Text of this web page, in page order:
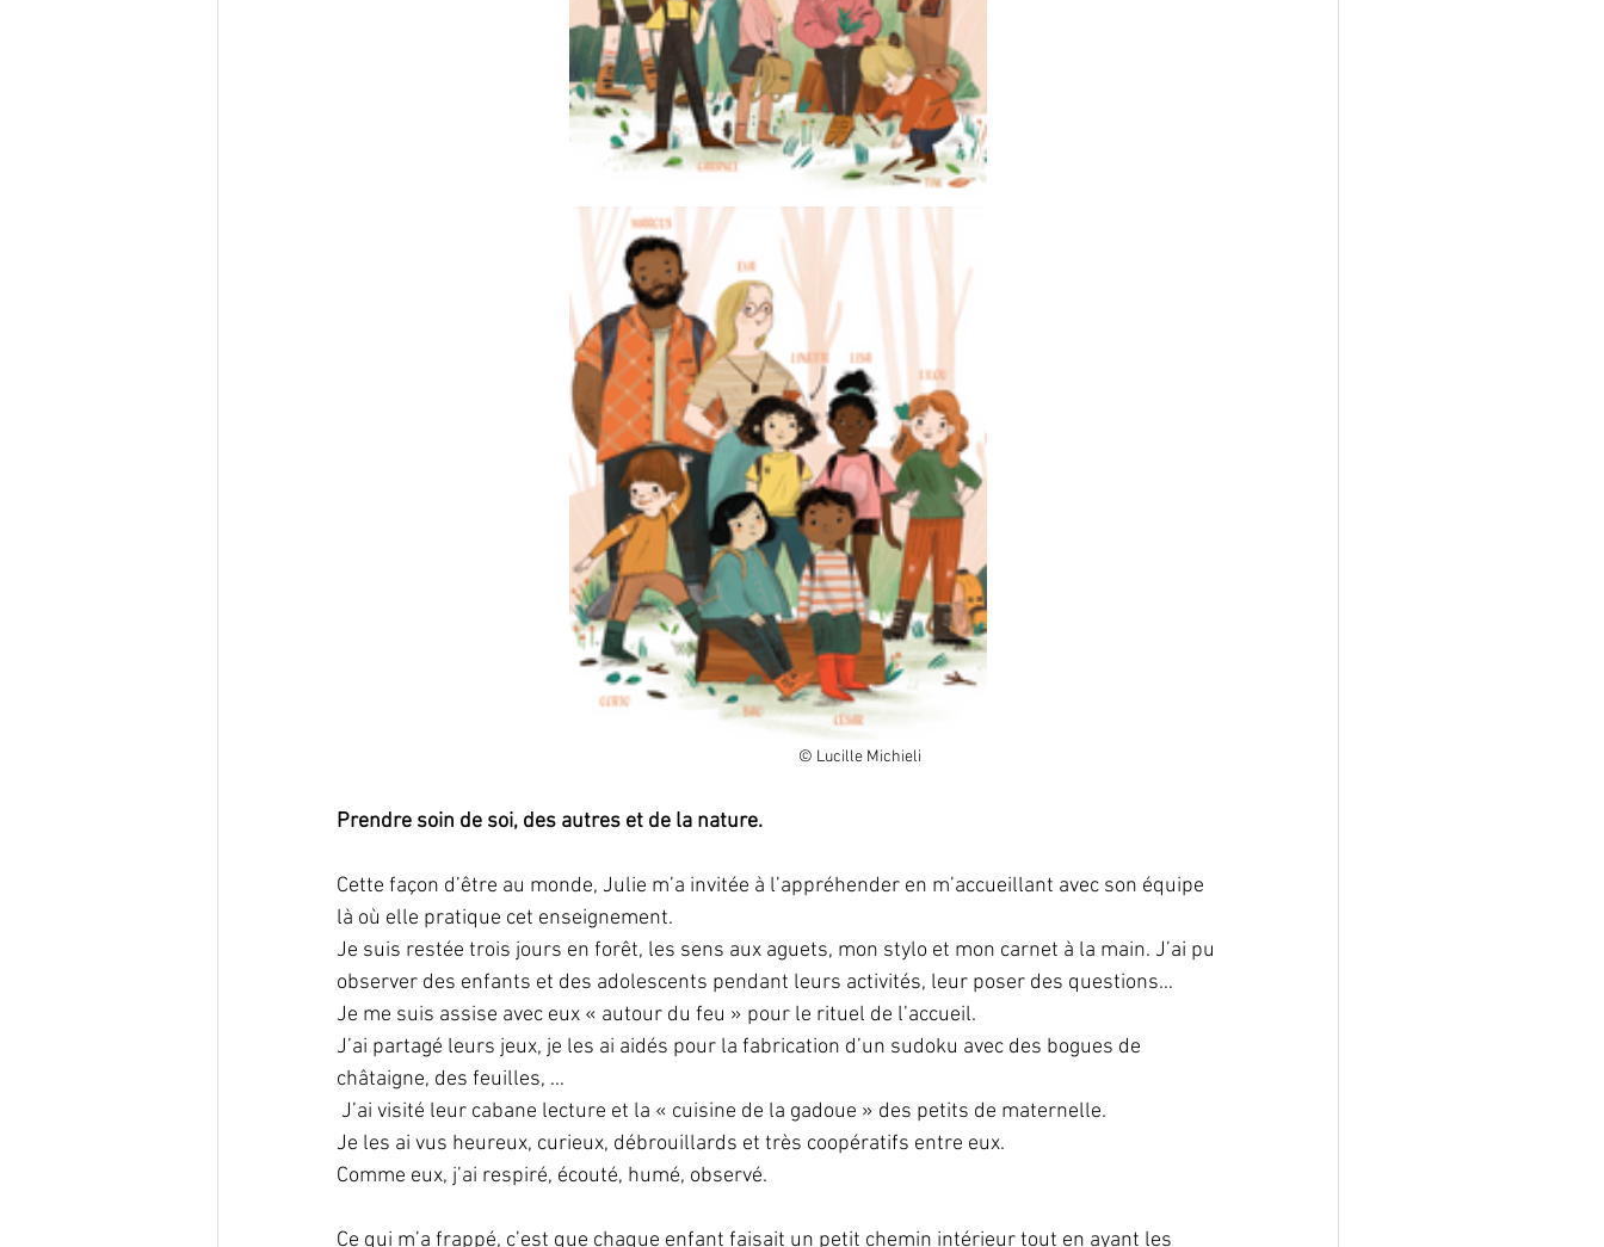
                                                                                                                                 © Lucille Michieli
Prendre soin de soi, des autres et de la nature.
Cette façon d’être au monde, Julie m’a invitée à l’appréhender en m’accueillant avec son équipe
là où elle pratique cet enseignement.
Je suis restée trois jours en forêt, les sens aux aguets, mon stylo et mon carnet à la main. J’ai pu
observer des enfants et des adolescents pendant leurs activités, leur poser des questions…
Je me suis assise avec eux « autour du feu » pour le rituel de l’accueil.
J’ai partagé leurs jeux, je les ai aidés pour la fabrication d’un sudoku avec des bogues de
châtaigne, des feuilles, …
J’ai visité leur cabane lecture et la « cuisine de la gadoue » des petits de maternelle.
Je les ai vus heureux, curieux, débrouillards et très coopératifs entre eux.
Comme eux, j’ai respiré, écouté, humé, observé.
Ce qui m’a frappé, c’est que chaque enfant faisait un petit chemin intérieur tout en ayant les